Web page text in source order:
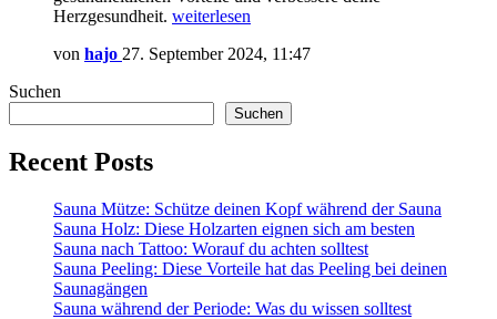
Herzgesundheit. weiterlesen
von hajo 27. September 2024, 11:47
Suchen
Suchen
Recent Posts
Sauna Mütze: Schütze deinen Kopf während der Sauna
Sauna Holz: Diese Holzarten eignen sich am besten
Sauna nach Tattoo: Worauf du achten solltest
Sauna Peeling: Diese Vorteile hat das Peeling bei deinen
Saunagängen
Sauna während der Periode: Was du wissen solltest